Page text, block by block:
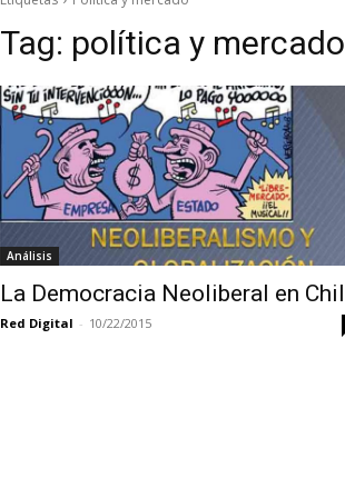
Tag: política y mercado
Análisis
La Democracia Neoliberal en
Red Digital - 10/22/2015